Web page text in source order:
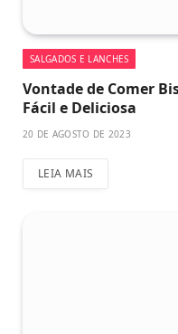
SALGADOS E LANCHES
Vontade de Comer
Fácil e Deliciosa
20 DE AGOSTO DE 2023
LEIA MAIS